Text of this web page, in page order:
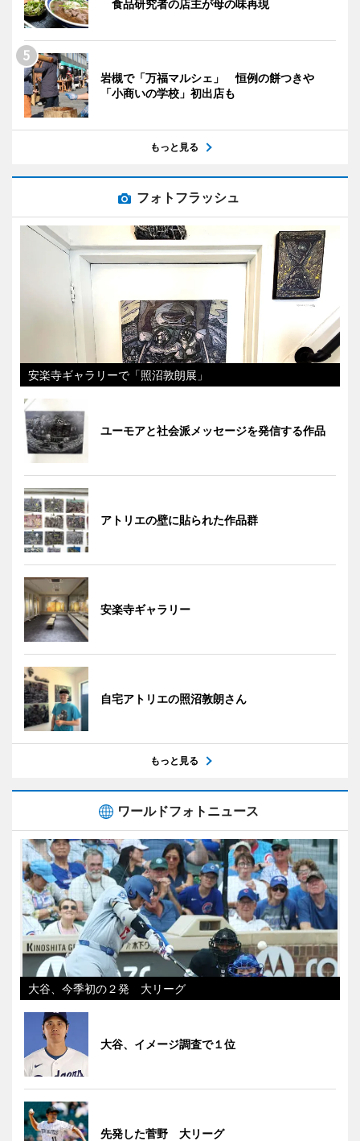
食品研究者の店主が母の味再現
岩槻で「万福マルシェ」 恒例の餅つきや
「小商いの学校」初出店も
もっと見る
フォトフラッシュ
安楽寺ギャラリーで「照沼敦朗展」
ユーモアと社会派メッセージを発信する作品
アトリエの壁に貼られた作品群
安楽寺ギャラリー
自宅アトリエの照沼敦朗さん
もっと見る
ワールドフォトニュース
大谷、今季初の２発 大リーグ
大谷、イメージ調査で１位
先発した菅野 大リーグ